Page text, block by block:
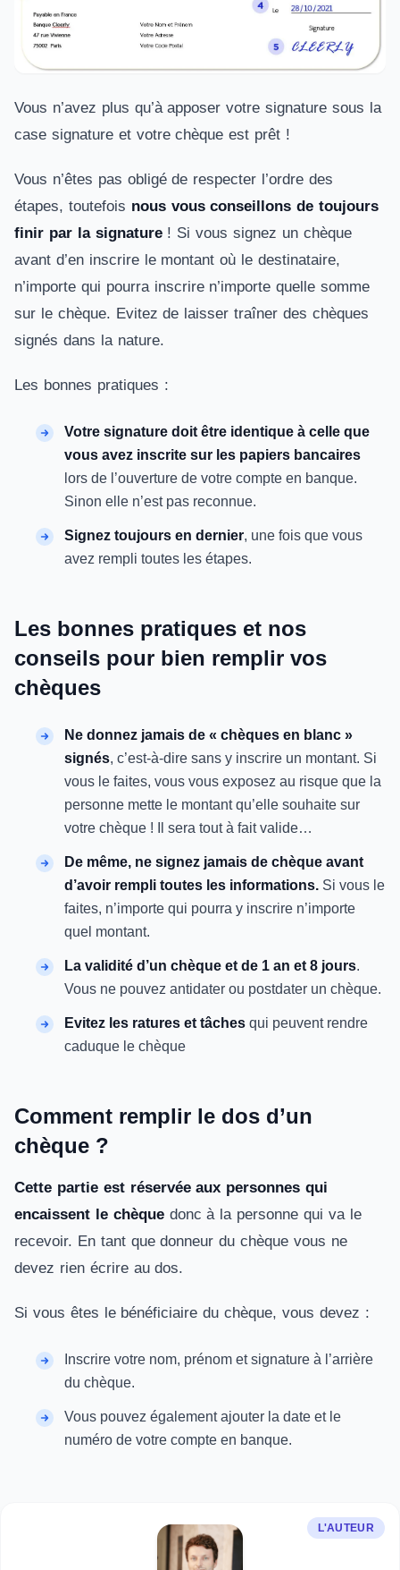
Vous n’avez plus qu’à apposer votre signature sous la
case signature et votre chèque est prêt !
Vous n’êtes pas obligé de respecter l’ordre des
étapes, toutefois nous vous conseillons de toujours
finir par la signature ! Si vous signez un chèque
avant d’en inscrire le montant où le destinataire,
n’importe qui pourra inscrire n’importe quelle somme
sur le chèque. Evitez de laisser traîner des chèques
signés dans la nature.
Les bonnes pratiques :
Votre signature doit être identique à celle que
vous avez inscrite sur les papiers bancaires
lors de l’ouverture de votre compte en banque.
Sinon elle n’est pas reconnue.
Signez toujours en dernier, une fois que vous
avez rempli toutes les étapes.
Les bonnes pratiques et nos
conseils pour bien remplir vos
chèques
Ne donnez jamais de « chèques en blanc »
signés, c’est-à-dire sans y inscrire un montant. Si
vous le faites, vous vous exposez au risque que la
personne mette le montant qu’elle souhaite sur
votre chèque ! Il sera tout à fait valide…
De même, ne signez jamais de chèque avant
d’avoir rempli toutes les informations. Si vous le
faites, n’importe qui pourra y inscrire n’importe
quel montant.
La validité d’un chèque et de 1 an et 8 jours.
Vous ne pouvez antidater ou postdater un chèque.
Evitez les ratures et tâches qui peuvent rendre
caduque le chèque
Comment remplir le dos d’un
chèque ?
Cette partie est réservée aux personnes qui
encaissent le chèque donc à la personne qui va le
recevoir. En tant que donneur du chèque vous ne
devez rien écrire au dos.
Si vous êtes le bénéficiaire du chèque, vous devez :
Inscrire votre nom, prénom et signature à l’arrière
du chèque.
Vous pouvez également ajouter la date et le
numéro de votre compte en banque.
L'AUTEUR